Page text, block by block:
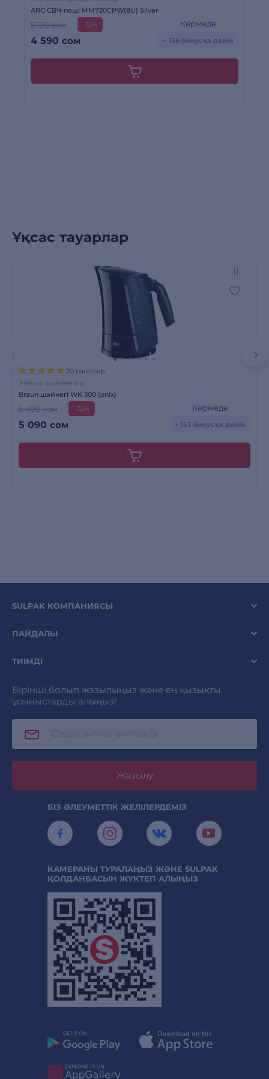
ARG СВЧ-пеші MM720CPW(8U) Silver
5 190 сом -12%
4 590 сом
Көрмеде
+ 138 бонусқа дейін
Ұқсас тауарлар
20 пікірлер
Электр шайнектер
Braun шәйнегі WK 300 (onix)
6 490 сом -22%
5 090 сом
Көрмеде
+ 153 бонусқа дейін
SULPAK КОМПАНИЯСЫ
ПАЙДАЛЫ
ТИІМДІ
Бірінші болып жазылыңыз және ең қызықты
ұсыныстарды алыңыз!
Жазылу
БІЗ ӘЛЕУМЕТТІК ЖЕЛІЛЕРДЕМІЗ
КАМЕРАНЫ ТУРАЛАҢЫЗ ЖӘНЕ SULPAK
ҚОЛДАНБАСЫН ЖҮКТЕП АЛЫҢЫЗ